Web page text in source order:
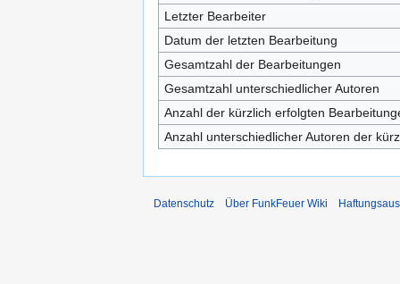
Letzter Bearbeiter
Datum der letzten Bearbeitung
Gesamtzahl der Bearbeitungen
Gesamtzahl unterschiedlicher Autoren
Anzahl der kürzlich erfolgten
Anzahl unterschiedlicher Autoren der
Datenschutz Über FunkFeuer Wiki